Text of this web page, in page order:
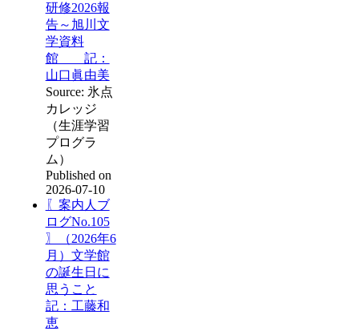
研修2026報
告～旭川文
学資料
館 記：
山口眞由美
Source: 氷点
カレッジ
（生涯学習
プログラ
ム）
Published on
2026-07-10
〖案内人ブ
ログNo.105
〗（2026年6
月）文学館
の誕生日に
思うこと
記：工藤和
恵